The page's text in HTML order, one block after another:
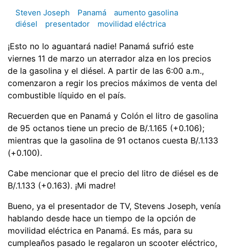
Steven Joseph Panamá
aumento gasolina
diésel
presentador movilidad eléctrica
¡Esto no lo aguantará nadie! Panamá sufrió este
viernes 11 de marzo un aterrador alza en los precios
de la gasolina y el diésel. A partir de las 6:00 a.m.,
comenzaron a regir los precios máximos de venta del
combustible líquido en el país.
Recuerden que en Panamá y Colón el litro de gasolina
de 95 octanos tiene un precio de B/.1.165 (+0.106);
mientras que la gasolina de 91 octanos cuesta B/.1.133
(+0.100).
Cabe mencionar que el precio del litro de diésel es de
B/.1.133 (+0.163). ¡Mi madre!
Bueno, ya el presentador de TV, Stevens Joseph, venía
hablando desde hace un tiempo de la opción de
movilidad eléctrica en Panamá. Es más, para su
cumpleaños pasado le regalaron un scooter eléctrico,